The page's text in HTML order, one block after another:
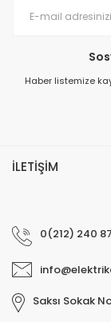
100,00 TL
Haber listemize
İLETİŞİM
0(212) 240
Saksı Sokak